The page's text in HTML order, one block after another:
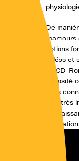
De
notions
vidéos
ce CD-
curiosité
leurs
outil très